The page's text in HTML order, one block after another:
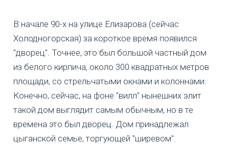
В начале 90-х на улице Елизарова (сейчас
Холодногорская) за короткое время появился
"дворец". Точнее, это был большой частный дом
из белого кирпича, около 300 квадратных метров
площади, со стрельчатыми окнами и колоннами.
Конечно, сейчас, на фоне "вилл" нынешних элит
такой дом выглядит самым обычным, но в те
времена это был дворец. Дом принадлежал
цыганской семье, торгующей "ширевом".